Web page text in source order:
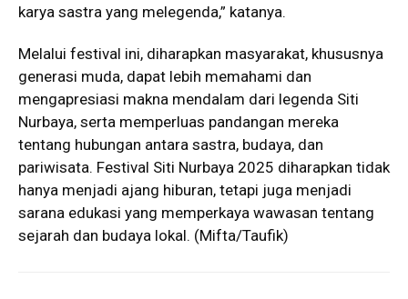
karya sastra yang melegenda,” katanya.
Melalui festival ini, diharapkan masyarakat, khususnya
generasi muda, dapat lebih memahami dan
mengapresiasi makna mendalam dari legenda Siti
Nurbaya, serta memperluas pandangan mereka
tentang hubungan antara sastra, budaya, dan
pariwisata. Festival Siti Nurbaya 2025 diharapkan tidak
hanya menjadi ajang hiburan, tetapi juga menjadi
sarana edukasi yang memperkaya wawasan tentang
sejarah dan budaya lokal. (Mifta/Taufik)